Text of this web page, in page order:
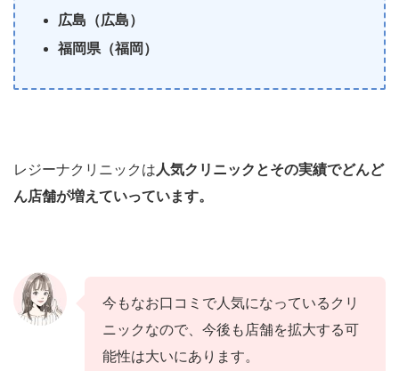
広島（広島）
福岡県（福岡）
レジーナクリニックは 人気クリニックとその実績でどんど
ん店舗が増えていっています。
今もなお口コミで人気になっているクリ
ニックなので、今後も店舗を拡大する可
能性は大いにあります。